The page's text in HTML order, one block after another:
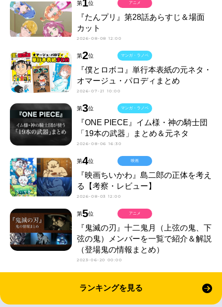
第1位
『たんプリ』第28話あらすじ＆場面
カット
2026-08-08 12:00
アニメ
第2位
『僕とロボコ』単行本表紙の元ネタ・
オマージュ・パロディまとめ
2026-07-21 10:00
マンガ・ラノベ
第3位
『ONE PIECE』イム様・神の騎士団
「19本の武器」まとめ＆元ネタ
2026-08-06 16:30
マンガ・ラノベ
第4位
『映画ちいかわ』島二郎の正体を考え
る【考察・レビュー】
2026-08-03 12:00
映画
第5位
『鬼滅の刃』十二鬼月（上弦の鬼、下
弦の鬼）メンバーを一覧で紹介＆解説
（登場鬼の情報まとめ）
2023-06-20 00:00
アニメ
ランキングを見る